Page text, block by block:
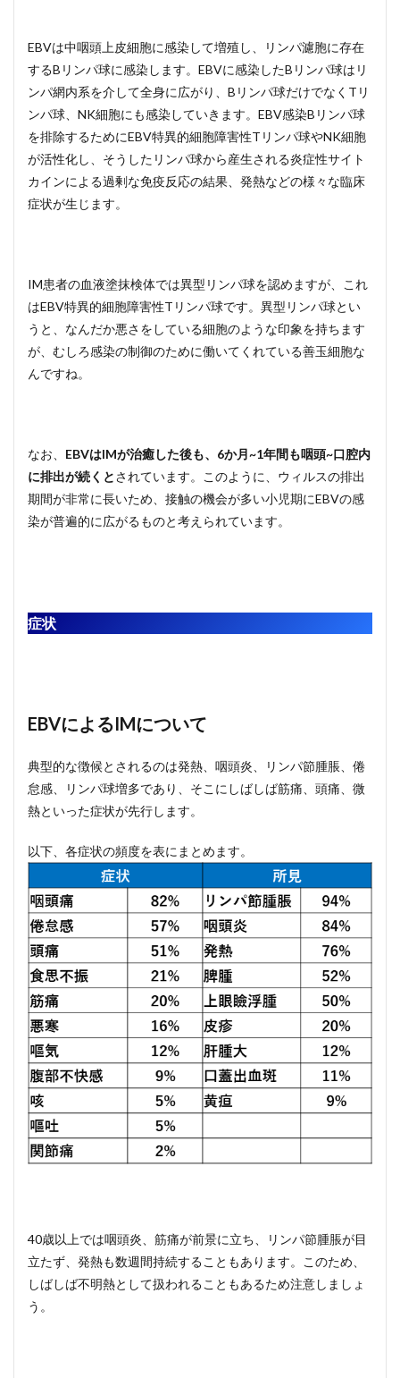
EBVは中咽頭上皮細胞に感染して増殖し、リンパ濾胞に存在
するBリンパ球に感染します。EBVに感染したBリンパ球はリ
ンパ網内系を介して全身に広がり、Bリンパ球だけでなくTリ
ンパ球、NK細胞にも感染していきます。EBV感染Bリンパ球
を排除するためにEBV特異的細胞障害性Tリンパ球やNK細胞
が活性化し、そうしたリンパ球から産生される炎症性サイト
カインによる過剰な免疫反応の結果、発熱などの様々な臨床
症状が生じます。
IM患者の血液塗抹検体では異型リンパ球を認めますが、これ
はEBV特異的細胞障害性Tリンパ球です。異型リンパ球とい
うと、なんだか悪さをしている細胞のような印象を持ちます
が、むしろ感染の制御のために働いてくれている善玉細胞な
んですね。
なお、 EBVはIMが治癒した後も、6か月~1年間も咽頭~口腔内
に排出が続くとされています。このように、ウィルスの排出
期間が非常に長いため、接触の機会が多い小児期にEBVの感
染が普遍的に広がるものと考えられています。
症状
EBVによるIMについて
典型的な徴候とされるのは発熱、咽頭炎、リンパ節腫脹、倦
怠感、リンパ球増多であり、そこにしばしば筋痛、頭痛、微
熱といった症状が先行します。
以下、各症状の頻度を表にまとめます。
40歳以上では咽頭炎、筋痛が前景に立ち、リンパ節腫脹が目
立たず、発熱も数週間持続することもあります。このため、
しばしば不明熱として扱われることもあるため注意しましょ
う。